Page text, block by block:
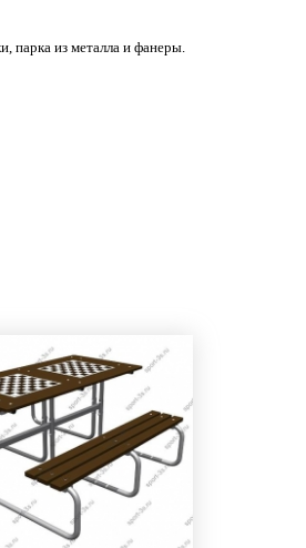
парка из металла и фанеры.